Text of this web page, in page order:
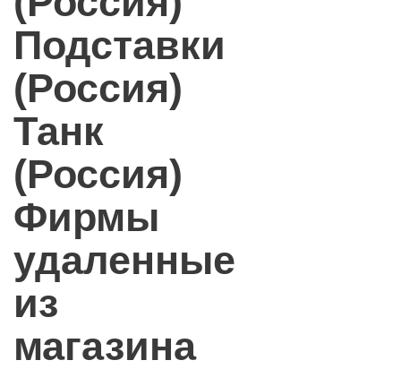
Подставки
(Россия)
Танк
(Россия)
Фирмы
удаленные
из
магазина